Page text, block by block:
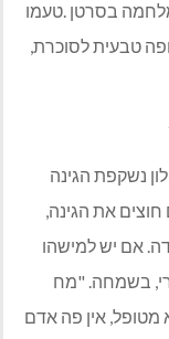
בסרטן .טעמו
טבעית לסוכרת,
נשקפת הגינה
את הגינה,
אם יש למישהו
בשמחה. "מח
מטופל, אין פה אדם